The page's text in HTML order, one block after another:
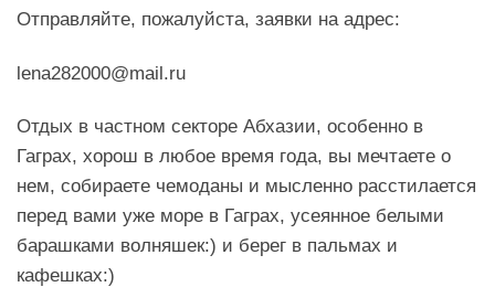
Отправляйте, пожалуйста, заявки на адрес:
lena282000@mail.ru
Отдых в частном секторе Абхазии, особенно в
Гаграх, хорош в любое время года, вы мечтаете о
нем, собираете чемоданы и мысленно расстилается
перед вами уже море в Гаграх, усеянное белыми
барашками волняшек:) и берег в пальмах и
кафешках:)